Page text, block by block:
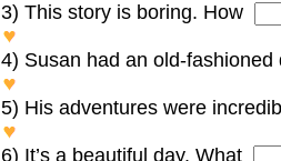
3) This story is boring. How
4) Susan had an old-
5) His adventures were
6) It’s a beautiful day. What